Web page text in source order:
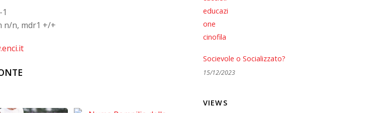
n/n, mdr1 +/+
Socievole o Socializzato?
15/12/2023
VIEWS